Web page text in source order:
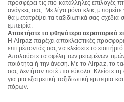
προσφέρει τις πιο κατάλληλες επιλογές
ανάγκες σας. Με λίγα μόνο κλικ, μπορείτε
θα μετατρέψει τα ταξιδιωτικά σας
εμπειρία.
Αποκτήστε το φθηνότερο αεροπορικό
Η Airpaz παρέχει αποκλειστικές
επιτρέποντάς σας να κλείσετε το
Απολαύστε τα οφέλη των μειωμένων
ποιότητα ή την άνεση. Με το Airpaz, το
σας δεν ήταν ποτέ πιο εύκολο. Κλείστε
για μια εξαιρετική ταξιδιωτική εμπειρία
πόρων.